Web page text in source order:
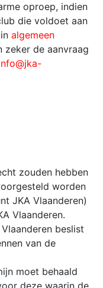
oproep, indien
die voldoet aan
algemeen
zeker de aanvraag
zouden hebben
worden
JKA Vlaanderen)
Vlaanderen.
beslist
van de
moet behaald